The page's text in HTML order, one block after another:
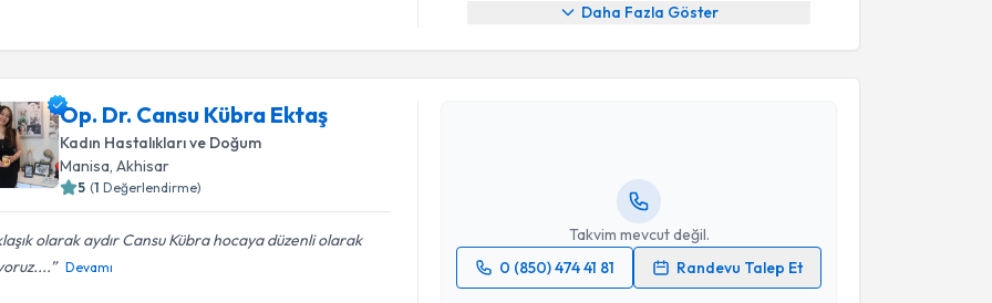
Daha Fazla Göster
Op. Dr. Cansu Kübra Ektaş
Kadın Hastalıkları ve Doğum
Manisa, Akhisar
5 (1 Değerlendirme)
olarak aydır Cansu Kübra hocaya düzenli olarak
Devamı
Takvim mevcut değil.
0 (850) 474 41 81
Randevu Talep Et
Randevu Takvimi Talebi
Op. Dr. Cansu Kübra Ektaş